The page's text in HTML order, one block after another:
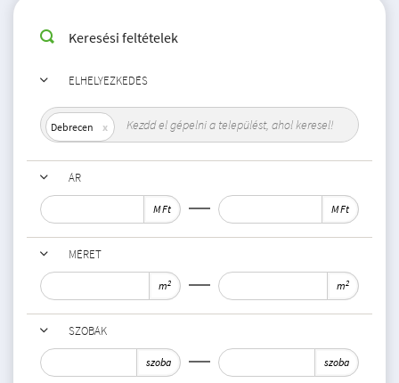
Keresési feltételek
ELHELYEZKEDÉS
Debrecen
ÁR
M Ft M Ft
MÉRET
m2 m2
SZOBÁK
szoba szoba